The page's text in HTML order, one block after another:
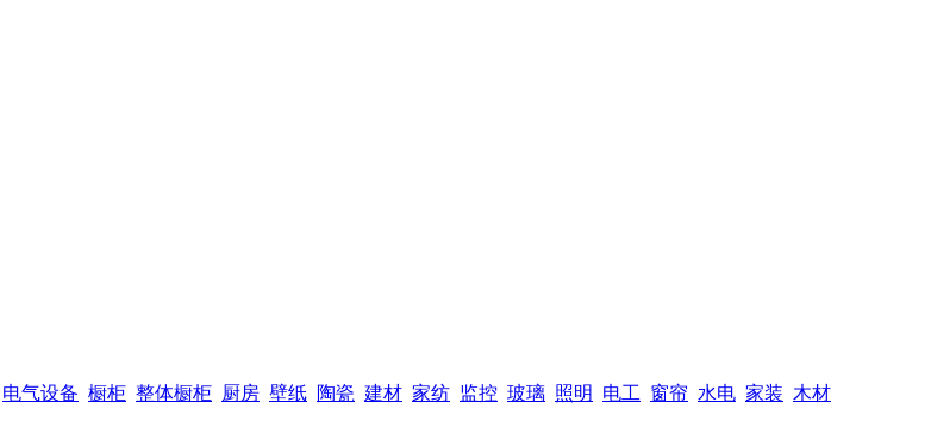
电气设备 橱柜 整体橱柜 厨房 壁纸 陶瓷 建材 家纺 监控 玻璃 照明 电工 窗帘 水电 家装 木材